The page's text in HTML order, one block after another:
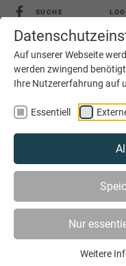
Auf unserer Webseite
werden zwingend
Ihre Nutzererfahrung auf
Essentiell
Nur
Weitere
SUCHE